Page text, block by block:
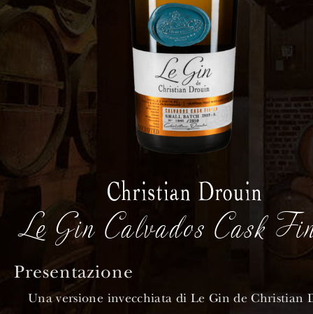
Le Gin Calvados Cask
Presentazione
Una versione invecchiata di Le Gin de Christian